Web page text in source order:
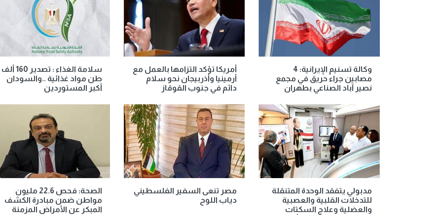
وكالة تسنيم الإيرانية: 4
مصابين جراء حريق في مجمع
نصير آباد الصناعي بطهران
أمريكا تؤكد التزامها بالعمل مع
أرمينيا وأذربيجان نحو سلام
دائم في جنوب القوقاز
سلامة الغذاء : تصدير 160 ألف
طن مواد غذائية ..والسودان
أكبر المستوردين
مدبولي يتفقد الوحدة المتنقلة
للتدخلات القلبية والعصبية
والعضلية وعلاج السكتات
مصر تنعى السفير الفلسطيني
دياب اللوح
الصحة: فحص 22.6 مليون
مواطن ضمن مبادرة الكشف
المبكر عن الأمراض المزمنة